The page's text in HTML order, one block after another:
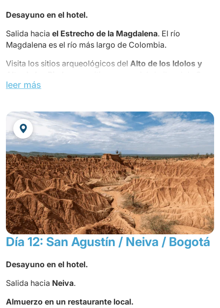
Desayuno en el hotel.
Salida hacia el Estrecho de la Magdalena. El río
Magdalena es el río más largo de Colombia.
Visita los sitios arqueológicos del Alto de los Idolos y
Agustín con la diferencia de que aquí se enterraba a la
custodiados por dos "Mesitas".
Almuerzo en un restaurante local.
Luego partimos haciala cascada del Salto del Mortiño,
una de las más impresionantes del país. Desde lo alto de
sus 180m, se encuentra en medio de los majestuosos y
verdes paisajes del macizo de los Andes. Regreso al
hotel.
Cenay alojamiento en el hotel
leer más
Día 12: San Agustín / Neiva / Bogotá
Desayuno en el hotel.
Salida hacia Neiva.
Almuerzo en un restaurante local.